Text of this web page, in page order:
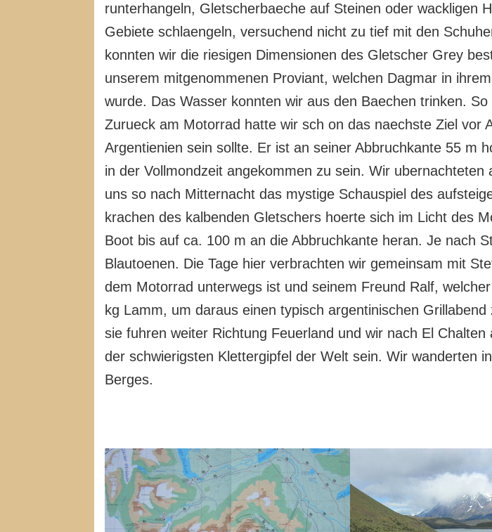
runterhangeln, Gletscherbaeche auf Steinen oder wackligen
Gebiete schlaengeln, versuchend nicht zu tief mit den
konnten wir die riesigen Dimensionen des Gletscher Grey
unserem mitgenommenen Proviant, welchen Dagmar in
wurde. Das Wasser konnten wir aus den Baechen trinken.
Zurueck am Motorrad hatte wir sch on das naechste Ziel vor
Argentienien sein sollte. Er ist an seiner Abbruchkante 55 m
in der Vollmondzeit angekommen zu sein. Wir
uns so nach Mitternacht das mystige Schauspiel des
krachen des kalbenden Gletschers hoerte sich im Licht des
Boot bis auf ca. 100 m an die Abbruchkante heran. Je nach
Blautoenen. Die Tage hier verbrachten wir gemeinsam mit
dem Motorrad unterwegs ist und seinem Freund Ralf,
kg Lamm, um daraus einen typisch argentinischen
sie fuhren weiter Richtung Feuerland und wir nach El
der schwierigsten Klettergipfel der Welt sein. Wir wanderten
Berges.